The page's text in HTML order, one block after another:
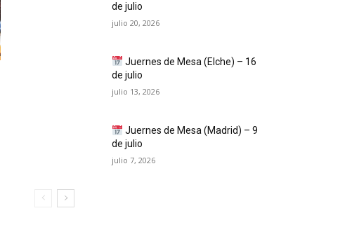
de julio
julio 20, 2026
Juernes de Mesa (Elche) – 16
de julio
julio 13, 2026
Juernes de Mesa (Madrid) – 9
de julio
julio 7, 2026